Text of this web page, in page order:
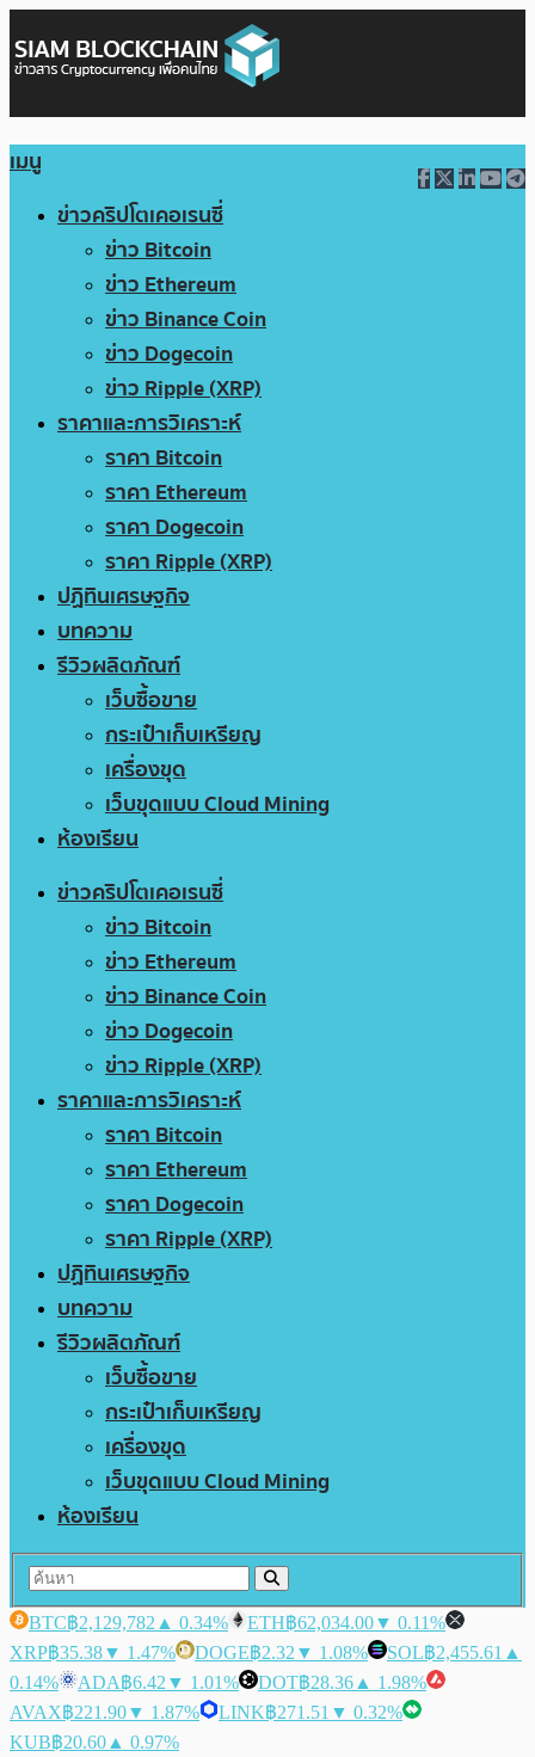
เมนู
ข่าวคริปโตเคอเรนซี่
ข่าว Bitcoin
ข่าว Ethereum
ข่าว Binance Coin
ข่าว Dogecoin
ข่าว Ripple (XRP)
ราคาและการวิเคราะห์
ราคา Bitcoin
ราคา Ethereum
ราคา Dogecoin
ราคา Ripple (XRP)
ปฏิทินเศรษฐกิจ
บทความ
รีวิวผลิตภัณฑ์
เว็บซื้อขาย
กระเป๋าเก็บเหรียญ
เครื่องขุด
เว็บขุดแบบ Cloud Mining
ห้องเรียน
ข่าวคริปโตเคอเรนซี่
ข่าว Bitcoin
ข่าว Ethereum
ข่าว Binance Coin
ข่าว Dogecoin
ข่าว Ripple (XRP)
ราคาและการวิเคราะห์
ราคา Bitcoin
ราคา Ethereum
ราคา Dogecoin
ราคา Ripple (XRP)
ปฏิทินเศรษฐกิจ
บทความ
รีวิวผลิตภัณฑ์
เว็บซื้อขาย
กระเป๋าเก็บเหรียญ
เครื่องขุด
เว็บขุดแบบ Cloud Mining
ห้องเรียน
BTC฿2,129,782 ▲ 0.34% ETH฿62,034.00▼ 0.11%
XRP฿35.38▼ 1.47% DOGE฿2.32 ▼ 1.08% SOL฿2,455.61 ▲
0.14%
ADA฿6.42 ▼ 1.01% DOT฿28.36 ▲ 1.98%
AVAX฿221.90▼ 1.87% LINK฿271.51 ▼ 0.32%
KUB฿20.60 ▲ 0.97%